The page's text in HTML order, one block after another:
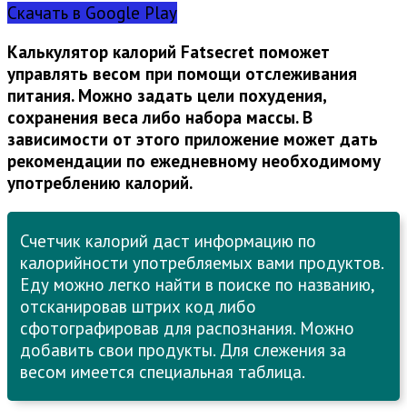
Скачать в Google Play
Калькулятор калорий Fatsecret поможет
управлять весом при помощи отслеживания
питания. Можно задать цели похудения,
сохранения веса либо набора массы. В
зависимости от этого приложение может дать
рекомендации по ежедневному необходимому
употреблению калорий.
Счетчик калорий даст информацию по
калорийности употребляемых вами продуктов.
Еду можно легко найти в поиске по названию,
отсканировав штрих код либо
сфотографировав для распознания. Можно
добавить свои продукты. Для слежения за
весом имеется специальная таблица.